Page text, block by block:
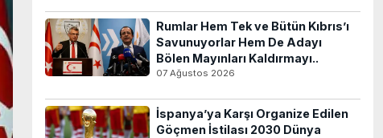
Rumlar Hem Tek ve Bütün Kıbrıs’ı
Savunuyorlar Hem De Adayı
Bölen Mayınları Kaldırmayı..
07 Ağustos 2026
İspanya’ya Karşı Organize Edilen
Göçmen İstilası 2030 Dünya